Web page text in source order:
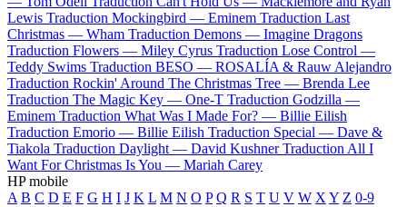
Lewis Traduction Mockingbird — Eminem Traduction Last
Christmas — Wham Traduction Demons — Imagine Dragons
Traduction Flowers — Miley Cyrus Traduction Lose Control —
Teddy Swims Traduction BESO — ROSALÍA & Rauw Alejandro
Traduction Rockin' Around The Christmas Tree — Brenda Lee
Traduction The Magic Key — One-T Traduction Godzilla —
Eminem Traduction What Was I Made For? — Billie Eilish
Traduction Emorio — Billie Eilish Traduction Special — Dave &
Tiakola Traduction Daylight — David Kushner Traduction All I
Want For Christmas Is You — Mariah Carey
HP mobile
A B C D E F G H I J K L M N O P Q R S T U V W XY Z 0-9